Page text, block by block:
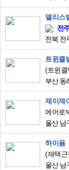
앨리스
전주
전북 전
트윈클
부산 동
제이제
에어로
울산 남
하이욤
(재택
울산 남